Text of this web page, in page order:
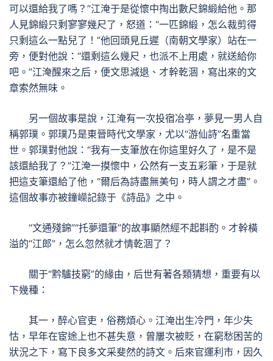
可以還給我了嗎？”江淹于是從懷中掏出數尺錦緞給他。那
人見錦緞只剩寥寥幾尺了，怒道：“一匹錦緞，怎么裁剪得
只剩這么一點兒了！”他回頭見丘遲（南朝文學家）站在一
旁，便對他說：“還剩這么幾尺，也派不上用處，就送給你
吧。”江淹醒來之后，便文思減退、才幹乾涸，寫出來的文
章索然無味。
另一個故事是說，江淹有一次投宿冶亭，夢見一男人自
稱郭璞。郭璞乃是東晉時代文學家，尤以“游仙詩”名重當
世。郭璞對他說：“我有一支筆放在你這里好久了，是不是
該還給我了？”江淹一摸懷中，公然有一支五彩筆，于是就
把這支筆還給了他，“爾后為詩盡無美句，時人謂之才盡”。
這個故事亦被鐘嶸記錄于《詩品》之中。
“文通殘錦”“托夢還筆”的故事顯然經不起斟酌。才幹橫
溢的“江郎”，怎么忽然就才情乾涸了？
關于“黔驢技窮”的緣由，后世有著各類猜想，重要有以
下幾種：
其一，醉心官吏，俗務煩心。江淹出生冷門，年少失
怙，早年在宦途上也不甚失意，曾屢次被貶，在窮愁困苦的
狀況之下，寫下良多文采斐然的詩文。后來官運利市，因久